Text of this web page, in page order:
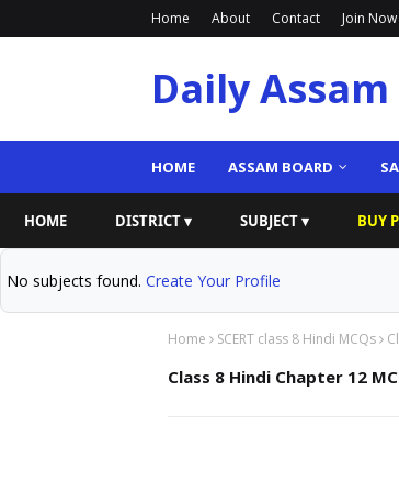
Home About Contact Join Now
Daily Assam
HOME ASSAM BOARD
HOME DISTRICT ▾ SUBJECT ▾ BUY
No subjects found. Create Your Profile
Home SCERT class 8 Hindi MCQs
Class 8 Hindi Chapter 12